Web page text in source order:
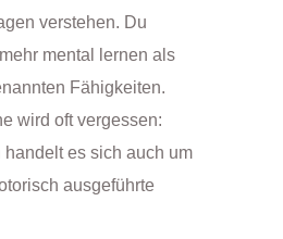
verstehen. Du
mental lernen als
Fähigkeiten.
wird oft vergessen:
handelt es sich auch um
ausgeführte